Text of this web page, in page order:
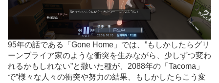
95年の話である「Gone Home」では、”もしかしたらグリ
ーンブライア家のような衝突を生みながら、少しずつ変わ
れるかもしれない”と撒いた種が、2088年の「Tacoma」
で”様々な人々の衝突や努力の結果、もしかしたらこう変